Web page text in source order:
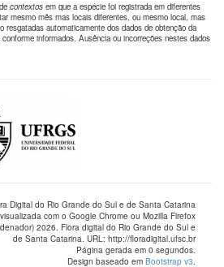
contextos em que a espécie foi registrada em diferentes
mesmo mês mas locais diferentes, ou mesmo local, mas
resgatadas automaticamente dos dados de obtenção da
informados. Ausência ou incorreções nestes dados
Digital do Rio Grande do Sul e de Santa Catarina
com o Google Chrome ou Mozilla Firefox
2026. Flora digital do Rio Grande do Sul e
de Santa Catarina. URL: http://floradigital.ufsc.br
Página gerada em 0 segundos.
Design baseado em Bootstrap v3